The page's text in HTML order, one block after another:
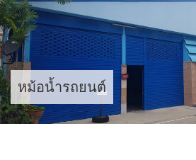
Skip
to
content
หม้อน้ำรถยนต์